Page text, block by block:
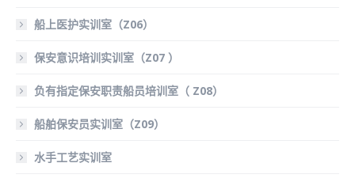
船上医护实训室（Z06）
保安意识培训实训室（Z07 ）
负有指定保安职责船员培训室（ Z08）
船舶保安员实训室（Z09）
水手工艺实训室